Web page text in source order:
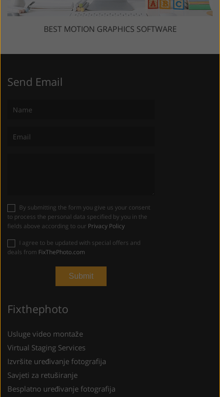
BEST MOTION GRAPHICS SOFTWARE
Send Email
to process the personal data specified by you in the
fields above according to our Privacy Policy
deals from FixThePhoto.com
Fixthephoto
Usluge video montaže
Virtual Staging Services
Izvršite uređivanje fotografija
Savjeti za retuširanje
Besplatno uređivanje fotografija